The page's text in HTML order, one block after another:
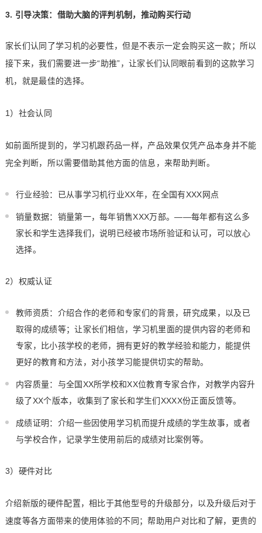
3. 引导决策：借助大脑的评判机制，推动购买行动
家长们认同了学习机的必要性，但是不表示一定会购买这一款；所以
接下来，我们需要进一步“助推”，让家长们认同眼前看到的这款学习
机，就是最佳的选择。
1）社会认同
如前面所提到的，学习机跟药品一样，产品效果仅凭产品本身并不能
完全判断，所以需要借助其他方面的信息，来帮助判断。
行业经验：已从事学习机行业XX年，在全国有XXX网点
销量数据：销量第一，每年销售XXX万部。——每年都有这么多
家长和学生选择我们，说明已经被市场所验证和认可，可以放心
选择。
2）权威认证
教师资质：介绍合作的老师和专家们的背景，研究成果，以及已
取得的成绩等；让家长们相信，学习机里面的提供内容的老师和
专家，比小孩学校的老师，拥有更好的教学经验和能力，能提供
更好的教育和方法，对小孩学习能提供切实的帮助。
内容质量：与全国XX所学校和XX位教育专家合作，对教学内容升
级了XX个版本，收集到了家长和学生们XXXX份正面反馈等。
成绩证明：介绍一些因使用学习机而提升成绩的学生故事，或者
与学校合作，记录学生使用前后的成绩对比案例等。
3）硬件对比
介绍新版的硬件配置，相比于其他型号的升级部分，以及升级后对于
速度等各方面带来的使用体验的不同；帮助用户对比和了解，更贵的